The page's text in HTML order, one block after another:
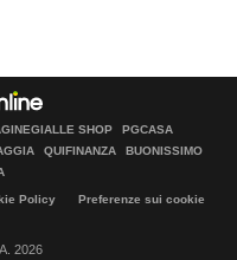
SHOP
PGCASA
QUIFINANZA
BUONISSIMO
Policy
Preferenze sui cookie
2026